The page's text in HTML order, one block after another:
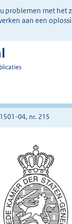
problemen met het
aan een
04, nr. 215